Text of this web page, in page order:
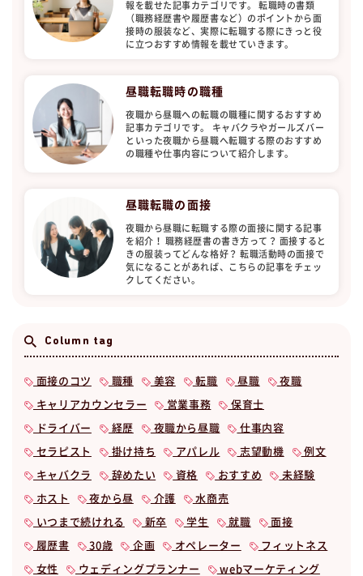
報を載せた記事カテゴリです。 転職時の書類
（職務経歴書や履歴書など）のポイントから面
接時の服装など、実際に転職する際にきっと役
に立つおすすめ情報を載せていきます。
昼職転職時の職種
夜職から昼職への転職の職種に関するおすすめ
記事カテゴリです。 キャバクラやガールズバー
といった夜職から昼職へ転職する際のおすすめ
の職種や仕事内容について紹介します。
昼職転職の面接
夜職から昼職に転職する際の面接に関する記事
を紹介！ 職務経歴書の書き方って？ 面接すると
きの服装ってどんな格好？ 転職活動時の面接で
気になることがあれば、こちらの記事をチェッ
クしてください。
Column tag
面接のコツ 職種 美容 転職 昼職 夜職
キャリアカウンセラー 営業事務 保育士
ドライバー 経歴 夜職から昼職 仕事内容
セラピスト 掛け持ち アパレル 志望動機 例文
キャバクラ 辞めたい 資格 おすすめ 未経験
ホスト 夜から昼 介護 水商売
いつまで続けれる 新卒 学生 就職 面接
履歴書 30歳 企画 オペレーター フィットネス
女性 ウェディングプランナー webマーケティング